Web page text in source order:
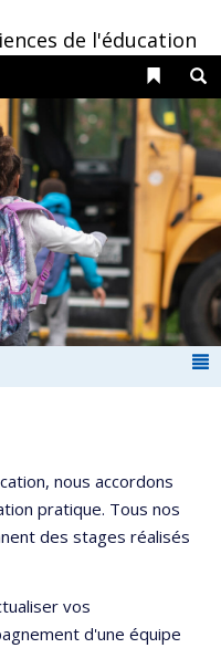
de l'éducation
Liens
nous accordons
pratique. Tous nos
des stages réalisés
vos
d'une équipe